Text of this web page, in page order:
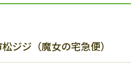
ジジ（魔女の宅急便）